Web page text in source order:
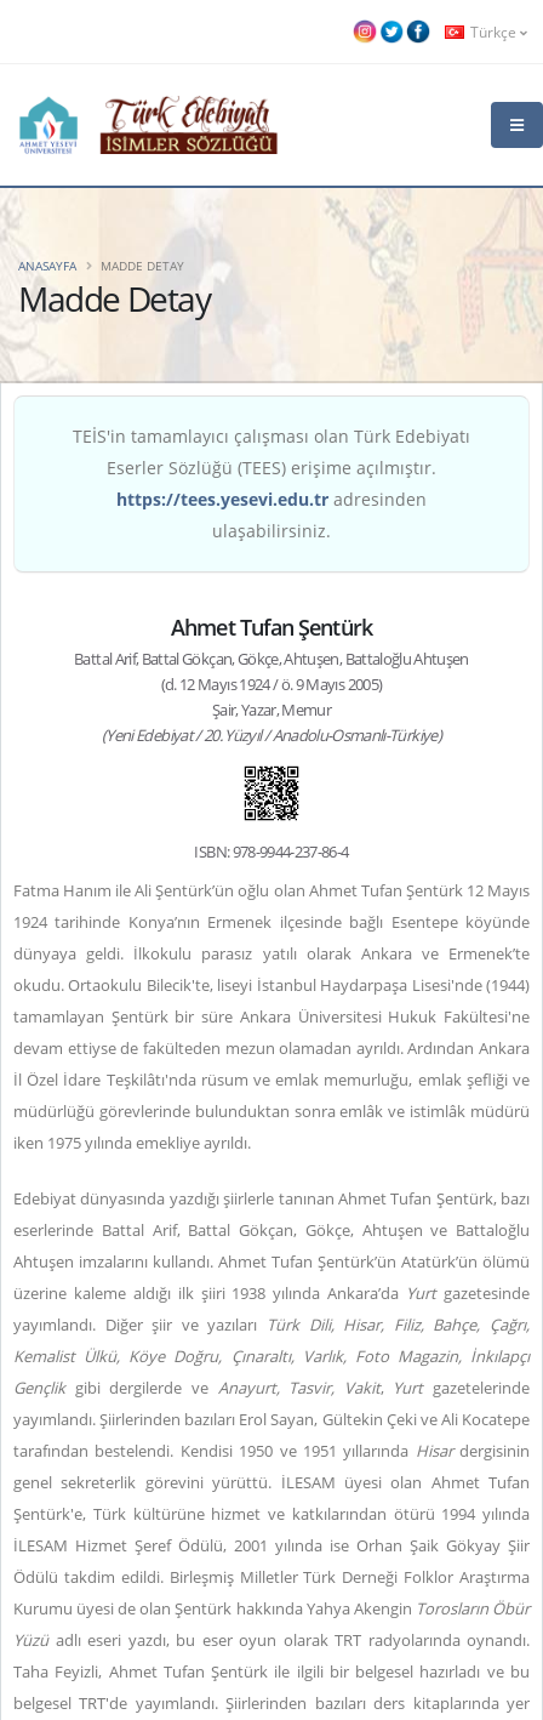
Türkçe
Madde Detay
ANASAYFA MADDE DETAY
TEİS'in tamamlayıcı çalışması olan Türk Edebiyatı
Eserler Sözlüğü (TEES) erişime açılmıştır.
https://tees.yesevi.edu.tr adresinden
ulaşabilirsiniz.
Ahmet Tufan Şentürk
Battal Arif, Battal Gökçan, Gökçe, Ahtuşen, Battaloğlu Ahtuşen
(d. 12 Mayıs 1924 / ö. 9 Mayıs 2005)
Şair, Yazar, Memur
(Yeni Edebiyat / 20. Yüzyıl / Anadolu-Osmanlı-Türkiye)
ISBN: 978-9944-237-86-4
Fatma Hanım ile Ali Şentürk’ün oğlu olan Ahmet Tufan Şentürk 12 Mayıs
1924 tarihinde Konya’nın Ermenek ilçesinde bağlı Esentepe köyünde
dünyaya geldi. İlkokulu parasız yatılı olarak Ankara ve Ermenek’te
okudu. Ortaokulu Bilecik'te, liseyi İstanbul Haydarpaşa Lisesi'nde (1944)
tamamlayan Şentürk bir süre Ankara Üniversitesi Hukuk Fakültesi'ne
devam ettiyse de fakülteden mezun olamadan ayrıldı. Ardından Ankara
İl Özel İdare Teşkilâtı'nda rüsum ve emlak memurluğu, emlak şefliği ve
müdürlüğü görevlerinde bulunduktan sonra emlâk ve istimlâk müdürü
iken 1975 yılında emekliye ayrıldı.
Edebiyat dünyasında yazdığı şiirlerle tanınan Ahmet Tufan Şentürk, bazı
eserlerinde Battal Arif, Battal Gökçan, Gökçe, Ahtuşen ve Battaloğlu
Ahtuşen imzalarını kullandı. Ahmet Tufan Şentürk’ün Atatürk’ün ölümü
üzerine kaleme aldığı ilk şiiri 1938 yılında Ankara’da Yurtgazetesinde
yayımlandı. Diğer şiir ve yazıları Türk Dili, Hisar, Filiz, Bahçe, Çağrı,
Kemalist Ülkü, Köye Doğru, Çınaraltı, Varlık, Foto Magazin, İnkılapçı
Gençlik gibi dergilerde ve Anayurt, Tasvir, Vakit, Yurt gazetelerinde
yayımlandı. Şiirlerinden bazıları Erol Sayan, Gültekin Çeki ve Ali Kocatepe
tarafından bestelendi. Kendisi 1950 ve 1951 yıllarında Hisardergisinin
genel sekreterlik görevini yürüttü. İLESAM üyesi olan Ahmet Tufan
Şentürk'e, Türk kültürüne hizmet ve katkılarından ötürü 1994 yılında
İLESAM Hizmet Şeref Ödülü, 2001 yılında ise Orhan Şaik Gökyay Şiir
Ödülü takdim edildi. Birleşmiş Milletler Türk Derneği Folklor Araştırma
Kurumu üyesi de olan Şentürk hakkında Yahya Akengin Torosların Öbür
Yüzüadlı eseri yazdı, bu eser oyun olarak TRT radyolarında oynandı.
Taha Feyizli, Ahmet Tufan Şentürk ile ilgili bir belgesel hazırladı ve bu
belgesel TRT'de yayımlandı. Şiirlerinden bazıları ders kitaplarında yer